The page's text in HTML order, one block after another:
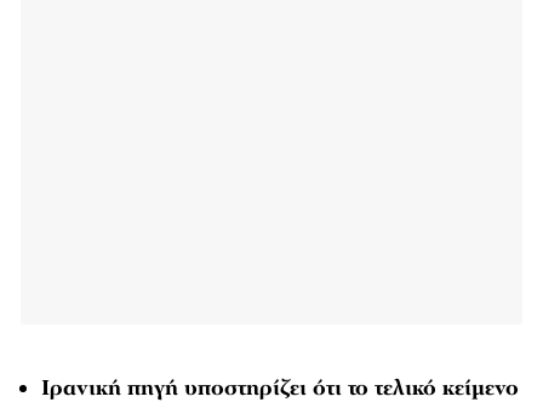
Ιρανική πηγή υποστηρίζει ότι το τελικό κείμενο